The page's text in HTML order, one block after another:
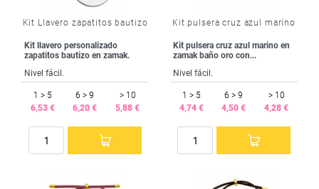
Kit Llavero zapatitos bautizo
Kit llavero personalizado
zapatitos bautizo en zamak.
Nivel fácil.
1 > 5
6,53 €
6 > 9
6,20 €
> 10
5,88 €
Kit pulsera cruz azul marino
Kit pulsera cruz azul marino en
zamak baño oro con...
Nivel fácil.
1 > 5
4,74 €
6 > 9
4,50 €
> 10
4,28 €